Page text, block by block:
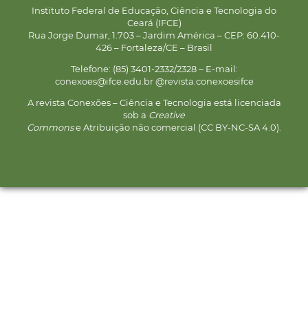
Instituto Federal de Educação, Ciência e Tecnologia do
Ceará (IFCE)
Rua Jorge Dumar, 1.703 – Jardim América – CEP: 60.410-
426 – Fortaleza/CE – Brasil
Telefone: (85) 3401-2332/2328 – E-mail:
conexoes@ifce.edu.br @revista.conexoesifce
A revista Conexões – Ciência e Tecnologia está licenciada
sob a Creative
Commonse Atribuição não comercial (CC BY-NC-SA 4.0).